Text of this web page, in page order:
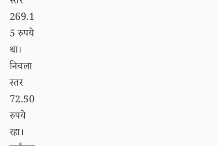
269.1
5 रुपये
था।
निचला
स्तर
72.50
रुपये
रहा।